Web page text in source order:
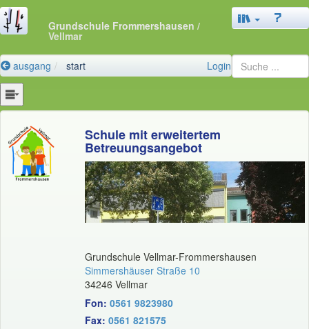
Grundschule Frommershausen /
Vellmar
ausgang start Login
Schule mit erweitertem
Betreuungsangebot
Grundschule Vellmar-Frommershausen
Simmershäuser Straße 10
34246 Vellmar
Fon: 0561 9823980
Fax: 0561 821575